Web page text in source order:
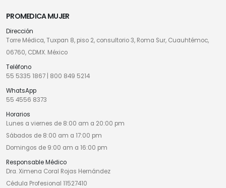
PROMEDICA MUJER
Dirección
Torre Médica, Tuxpan 8, piso 2, consultorio 3, Roma Sur, Cuauhtémoc,
06760, CDMX. México
Teléfono
55 5335 1867
800 849 5214
WhatsApp
55 4556 8373
Horarios
Lunes a viernes de 8:00 am a 20:00 pm
Sábados de 8:00 am a 17:00 pm
Domingos de 9:00 am a 16:00 pm
Responsable Médico
Dra. Ximena Coral Rojas Hernández
Cédula Profesional 11527410